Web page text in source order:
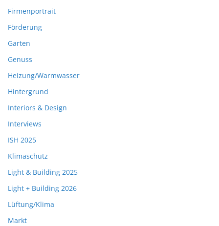
Firmenportrait
Förderung
Garten
Genuss
Heizung/Warmwasser
Hintergrund
Interiors & Design
Interviews
ISH 2025
Klimaschutz
Light & Building 2025
Light + Building 2026
Lüftung/Klima
Markt